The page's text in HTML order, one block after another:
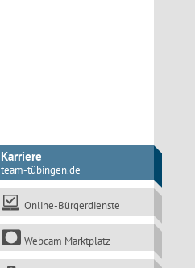
Karriere
team-tübingen.de
Online-Bürgerdienste
Webcam Marktplatz